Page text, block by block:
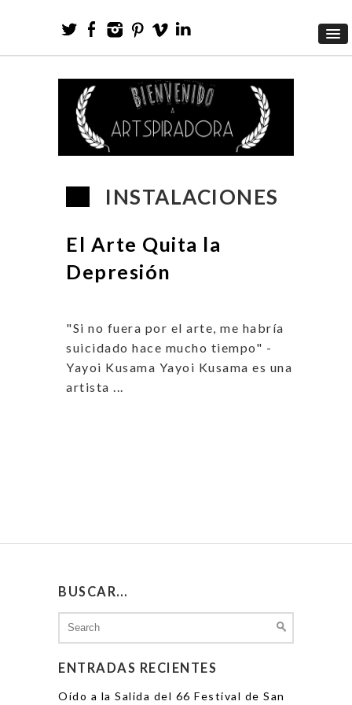
INSTALACIONES
El Arte Quita la
Depresión
"Si no fuera por el arte, me habría
suicidado hace mucho tiempo" -
Yayoi Kusama Yayoi Kusama es una
artista ...
BUSCAR…
for:
ENTRADAS RECIENTES
Oído a la Salida del 66 Festival de San